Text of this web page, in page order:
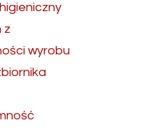
z
wyrobu